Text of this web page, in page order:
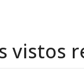
vistos